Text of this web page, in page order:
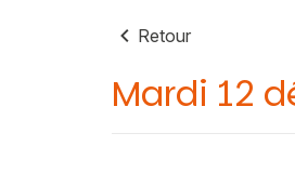
Retour
Mardi 12